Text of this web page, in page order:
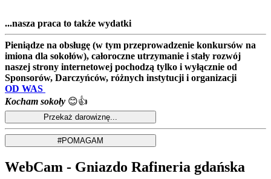
...nasza praca to także wydatki
Pieniądze na obsługę (w tym przeprowadzenie konkursów na
imiona dla sokołów), całoroczne utrzymanie i stały rozwój
naszej strony internetowej pochodzą tylko i wyłącznie od
Sponsorów, Darczyńców, różnych instytucji i organizacji
OD WAS
Kocham sokoły 😊👍
WebCam - Gniazdo Rafineria gdańska